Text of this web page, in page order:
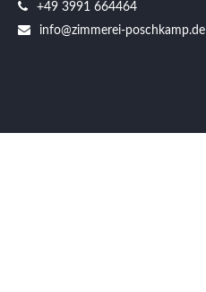
+49 3991 664464
info@zimmerei-poschkamp.de